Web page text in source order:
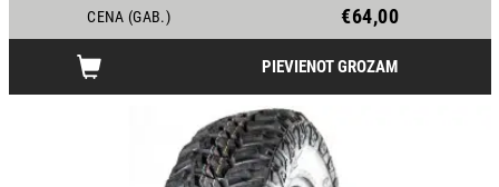
CENA (GAB.) €64,00
PIEVIENOT GROZAM